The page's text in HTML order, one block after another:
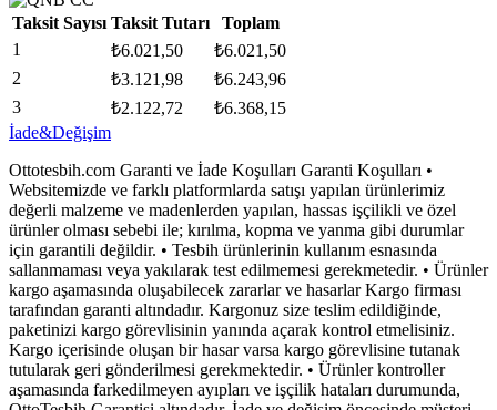
Taksit Sayısı Taksit Tutarı
Toplam
1
₺6.021,50 ₺6.021,50
2
₺3.121,98 ₺6.243,96
3
₺2.122,72 ₺6.368,15
İade&Değişim
Ottotesbih.com Garanti ve İade Koşulları Garanti Koşulları •
Websitemizde ve farklı platformlarda satışı yapılan ürünlerimiz
değerli malzeme ve madenlerden yapılan, hassas işçilikli ve özel
ürünler olması sebebi ile; kırılma, kopma ve yanma gibi durumlar
için garantili değildir. • Tesbih ürünlerinin kullanım esnasında
sallanmaması veya yakılarak test edilmemesi gerekmetedir. • Ürünler
kargo aşamasında oluşabilecek zararlar ve hasarlar Kargo firması
tarafından garanti altındadır. Kargonuz size teslim edildiğinde,
paketinizi kargo görevlisinin yanında açarak kontrol etmelisiniz.
Kargo içerisinde oluşan bir hasar varsa kargo görevlisine tutanak
tutularak geri gönderilmesi gerekmektedir. • Ürünler kontroller
aşamasında farkedilmeyen ayıpları ve işçilik hataları durumunda,